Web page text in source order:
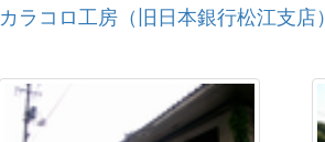
カラコロ工房（旧日本銀行松江支店